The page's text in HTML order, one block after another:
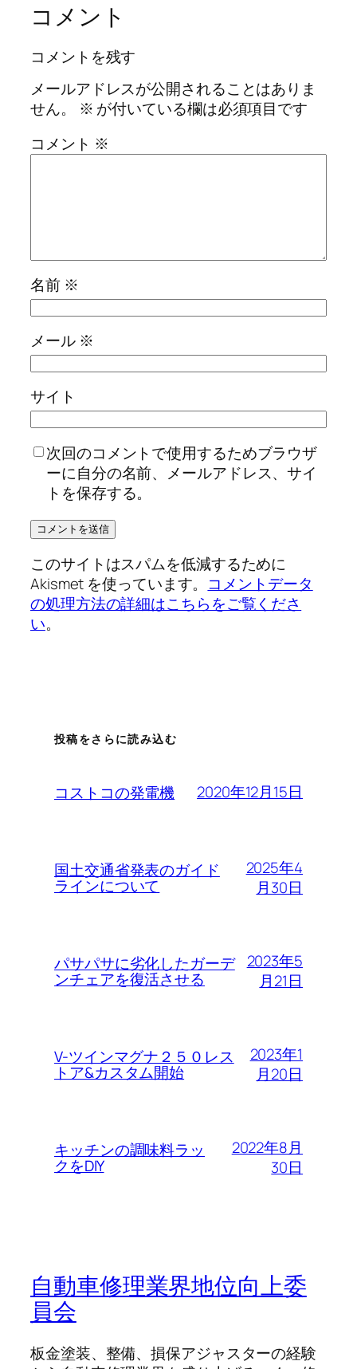
コメント
コメントを残す
メールアドレスが公開されることはありま
せん。
※ が付いている欄は必須項目です
コメント ※
名前 ※
メール ※
サイト
次回のコメントで使用するためブラウザ
ーに自分の名前、メールアドレス、サイ
トを保存する。
このサイトはスパムを低減するために
Akismet を使っています。 コメントデータ
の処理方法の詳細はこちらをご覧くださ
い。
投稿をさらに読み込む
コストコの発電機 2020年12月15日
国土交通省発表のガイド
ラインについて
2025年4
月30日
パサパサに劣化したガーデ
ンチェアを復活させる
2023年5
月21日
V-ツインマグナ２５０レス
トア&カスタム開始
2023年1
月20日
キッチンの調味料ラッ
クをDIY
2022年8月
30日
自動車修理業界地位向上委
員会
板金塗装、整備、損保アジャスターの経験